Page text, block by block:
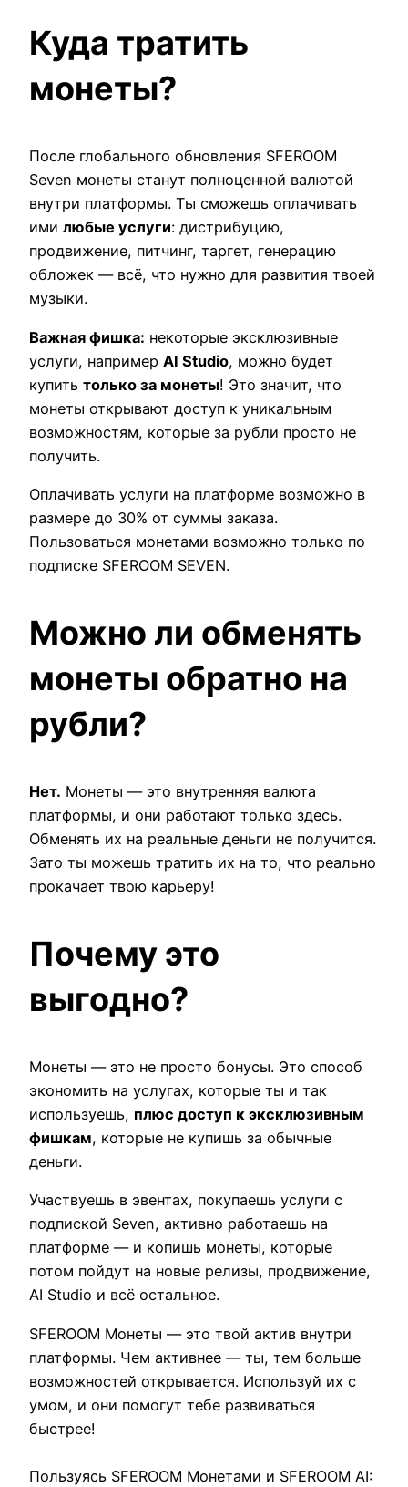
Куда тратить
монеты?
После глобального обновления SFEROOM
Seven монеты станут полноценной валютой
внутри платформы. Ты сможешь оплачивать
ими любые услуги: дистрибуцию,
продвижение, питчинг, таргет, генерацию
обложек — всё, что нужно для развития твоей
музыки.
Важная фишка: некоторые эксклюзивные
услуги, например AI Studio, можно будет
купить только за монеты! Это значит, что
монеты открывают доступ к уникальным
возможностям, которые за рубли просто не
получить.
Оплачивать услуги на платформе возможно в
размере до 30% от суммы заказа.
Пользоваться монетами возможно только по
подписке SFEROOM SEVEN.
Можно ли обменять
монеты обратно на
рубли?
Нет. Монеты — это внутренняя валюта
платформы, и они работают только здесь.
Обменять их на реальные деньги не получится.
Зато ты можешь тратить их на то, что реально
прокачает твою карьеру!
Почему это
выгодно?
Монеты — это не просто бонусы. Это способ
экономить на услугах, которые ты и так
используешь, плюс доступ к эксклюзивным
фишкам, которые не купишь за обычные
деньги.
Участвуешь в эвентах, покупаешь услуги с
подпиской Seven, активно работаешь на
платформе — и копишь монеты, которые
потом пойдут на новые релизы, продвижение,
AI Studio и всё остальное.
SFEROOM Монеты — это твой актив внутри
платформы. Чем активнее — ты, тем больше
возможностей открывается. Используй их с
умом, и они помогут тебе развиваться
быстрее!
Пользуясь SFEROOM Монетами и SFEROOM AI: